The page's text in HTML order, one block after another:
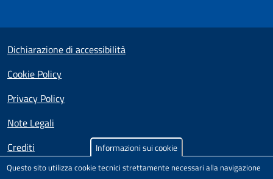
Informazioni sui cookie
Questo sito utilizza cookie tecnici strettamente necessari alla navigazione
Small prints
Dichiarazione di accessibilità
Cookie Policy
Privacy Policy
Note Legali
Crediti